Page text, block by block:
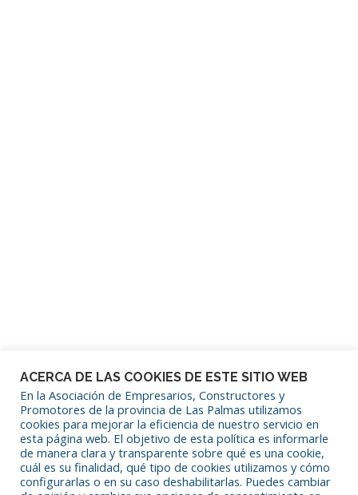
SÍGUENOS EN REDES SOCIALES
ACERCA DE LAS COOKIES DE ESTE SITIO WEB
En la Asociación de Empresarios, Constructores y
Promotores de la provincia de Las Palmas utilizamos
cookies para mejorar la eficiencia de nuestro servicio en
esta página web. El objetivo de esta política es informarle
de manera clara y transparente sobre qué es una cookie,
cuál es su finalidad, qué tipo de cookies utilizamos y cómo
configurarlas o en su caso deshabilitarlas. Puedes cambiar